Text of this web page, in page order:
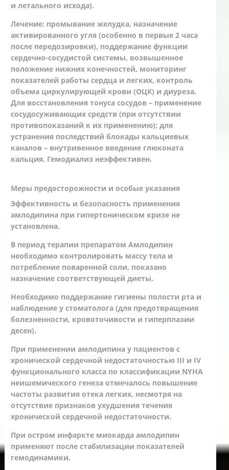
и летального исхода).
Лечение: промывание желудка, назначение
активированного угля (особенно в первые 2 часа
после передозировки), поддержание функции
сердечно-сосудистой системы, возвышенное
положение нижних конечностей, мониторинг
показателей работы сердца и легких, контроль
объема циркулирующей крови (ОЦК) и диуреза.
Для восстановления тонуса сосудов – применение
сосудосуживающих средств (при отсутствии
противопоказаний к их применению); для
устранения последствий блокады кальциевых
каналов – внутривенное введение глюконата
кальция. Гемодиализ неэффективен.
Меры предосторожности и особые указания
Эффективность и безопасность применения
амлодипина при гипертоническом кризе не
установлена.
В период терапии препаратом Амлодипин
необходимо контролировать массу тела и
потребление поваренной соли, показано
назначение соответствующей диеты.
Необходимо поддержание гигиены полости рта и
наблюдение у стоматолога (для предотвращения
болезненности, кровоточивости и гиперплазии
десен).
При применении амлодипина у пациентов с
хронической сердечной недостаточностью III и IV
функционального класса по классификации NYHA
неишемического генеза отмечалось повышение
частоты развития отека легких, несмотря на
отсутствие признаков ухудшения течения
хронической сердечной недостаточности.
При остром инфаркте миокарда амлодипин
применяют после стабилизации показателей
гемодинамики.